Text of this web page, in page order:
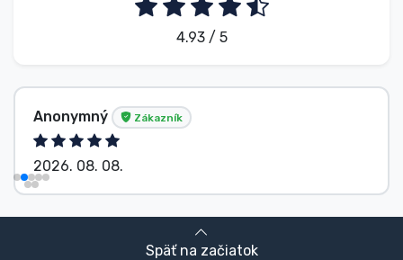
4.93 / 5
Anonymný Zákazník
2026. 08. 08.
Späť na začiatok